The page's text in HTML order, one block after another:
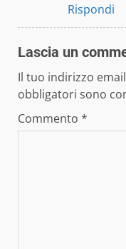
Rispondi
Lascia un
Il tuo indirizzo
obbligatori sono
Commento *